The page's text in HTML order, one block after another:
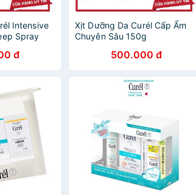
Intensive
Spray
đ
Xịt Dưỡng Da Curél Cấp Ẩm
Chuyên Sâu 150g
500.000 đ